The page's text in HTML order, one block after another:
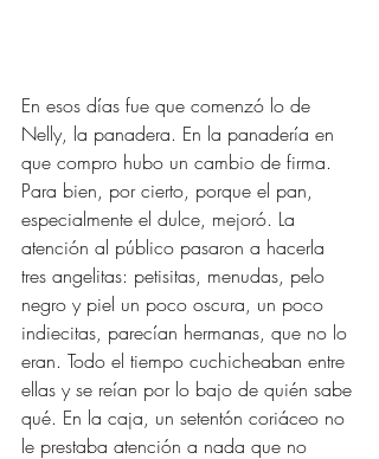
En esos días fue que comenzó lo de
Nelly, la panadera. En la panadería en
que compro hubo un cambio de firma.
Para bien, por cierto, porque el pan,
especialmente el dulce, mejoró. La
atención al público pasaron a hacerla
tres angelitas: petisitas, menudas, pelo
negro y piel un poco oscura, un poco
indiecitas, parecían hermanas, que no lo
eran. Todo el tiempo cuchicheaban entre
ellas y se reían por lo bajo de quién sabe
qué. En la caja, un setentón coriáceo no
le prestaba atención a nada que no